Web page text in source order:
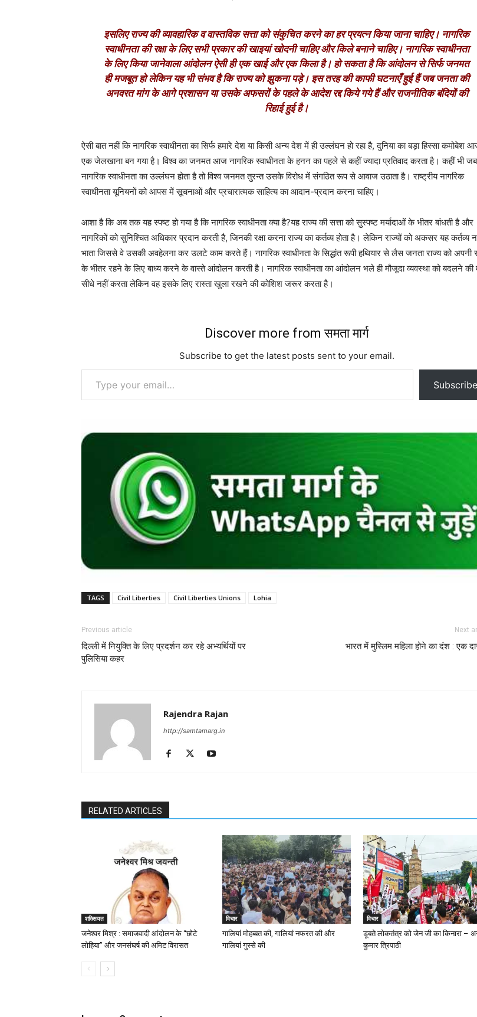
इसलिए राज्य की व्यावहारिक व वास्तविक सत्ता को संकुचित करने का हर प्रयत्न किया जाना चाहिए। नागरिक
स्वाधीनता की रक्षा के लिए सभी प्रकार की खाइयां खोदनी चाहिए और किले बनाने चाहिए। नागरिक स्वाधीनता
के लिए किया जानेवाला आंदोलन ऐसी ही एक खाई और एक किला है। हो सकता है कि आंदोलन से सिर्फ जनमत
ही मजबूत हो लेकिन यह भी संभव है कि राज्य को झुकना पड़े। इस तरह की काफी घटनाएँ हुई हैं जब जनता की
अनवरत मांग के आगे प्रशासन या उसके अफसरों के पहले के आदेश रद्द किये गये हैं और राजनीतिक बंदियों की
रिहाई हुई है।
ऐसी बात नहीं कि नागरिक स्वाधीनता का सिर्फ हमारे देश या किसी अन्य देश में ही उल्लंघन हो रहा है, दुनिया का बड़ा हिस्सा कमोबेश
एक जेलखाना बन गया है। विश्व का जनमत आज नागरिक स्वाधीनता के हनन का पहले से कहीं ज्यादा प्रतिवाद करता है। कहीं भी जब
नागरिक स्वाधीनता का उल्लंघन होता है तो विश्व जनमत तुरन्त उसके विरोध में संगठित रूप से आवाज उठाता है। राष्ट्रीय नागरिक
स्वाधीनता यूनियनों को आपस में सूचनाओं और प्रचारात्मक साहित्य का आदान-प्रदान करना चाहिए।
आशा है कि अब तक यह स्पष्ट हो गया है कि नागरिक स्वाधीनता क्या है?यह राज्य की सत्ता को सुस्पष्ट मर्यादाओं के भीतर बांधती है और
नागरिकों को सुनिश्चित अधिकार प्रदान करती है, जिनकी रक्षा करना राज्य का कर्तव्य होता है। लेकिन राज्यों को अकसर यह कर्तव्य
भाता जिससे वे उसकी अवहेलना कर उलटे काम करते हैं। नागरिक स्वाधीनता के सिद्धांत रूपी हथियार से लैस जनता राज्य को अपनी
के भीतर रहने के लिए बाध्य करने के वास्ते आंदोलन करती है। नागरिक स्वाधीनता का आंदोलन भले ही मौजूदा व्यवस्था को बदलने की
सीधे नहीं करता लेकिन वह इसके लिए रास्ता खुला रखने की कोशिश जरूर करता है।
Discover more from समता मार्ग
Subscribe to get the latest posts sent to your email.
Type your email…
Subscribe
TAGS Civil Liberties Civil Liberties Unions Lohia
Previous article
दिल्ली में नियुक्ति के लिए प्रदर्शन कर रहे अभ्यर्थियों पर
पुलिसिया कहर
Next
भारत में मुस्लिम महिला होने का दंश : एक
Rajendra Rajan
http://samtamarg.in
RELATED ARTICLES
शख्सियत
जनेश्वर मिश्र : समाजवादी आंदोलन के “छोटे
लोहिया” और जनसंघर्ष की अमिट विरासत
विचार
गालियां मोहब्बत की, गालियां नफरत की और
गालियां गुस्से की
विचार
डूबते लोकतंत्र को जेन जी का किनारा –
कुमार त्रिपाठी